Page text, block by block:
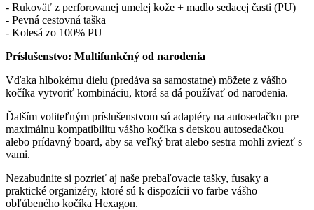
- Rukoväť z perforovanej umelej kože + madlo sedacej časti (PU)
- Pevná cestovná taška
- Kolesá zo 100% PU
Príslušenstvo: Multifunkčný od narodenia
Vďaka hlbokému dielu (predáva sa samostatne) môžete z vášho
kočíka vytvoriť kombináciu, ktorá sa dá používať od narodenia.
Ďalším voliteľným príslušenstvom sú adaptéry na autosedačku pre
maximálnu kompatibilitu vášho kočíka s detskou autosedačkou
alebo prídavný board, aby sa veľký brat alebo sestra mohli zviezť s
vami.
Nezabudnite si pozrieť aj naše prebaľovacie tašky, fusaky a
praktické organizéry, ktoré sú k dispozícii vo farbe vášho
obľúbeného kočíka Hexagon.